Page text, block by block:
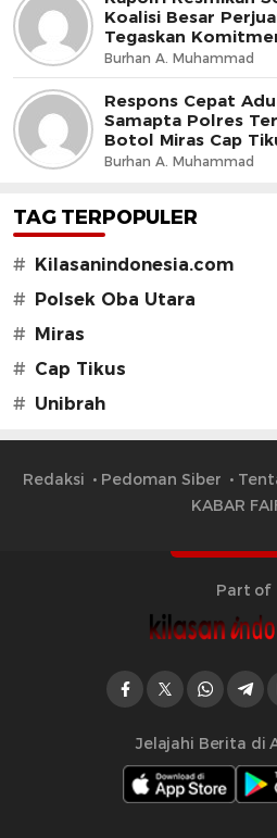
Koalisi Besar
Tegaskan
dan Jaga Iklim
Burhan A. Muhammad
Respons Cepat
Samapta Polres
Botol Miras Cap
Burhan A. Muhammad
TAG TERPOPULER
#
Kilasanindonesia.com
#
Polsek Oba Utara
#
Miras
# Cap Tikus
# Unibrah
Redaksi Pedoman Siber
KABAR
Part of
Jelajahi Berita di